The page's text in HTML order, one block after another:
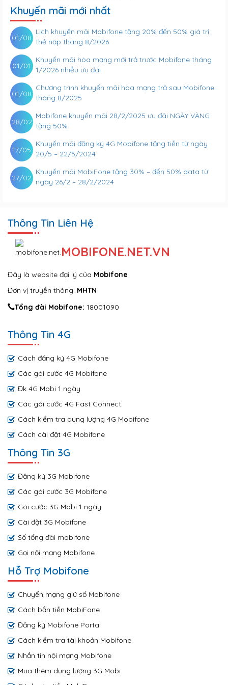
Khuyến mãi mới nhất
Lịch khuyến mãi Mobifone tặng 20% đến 50% giá trị
thẻ nạp tháng 8/2026
01/08
Khuyến mãi hòa mạng mới trả trước Mobifone tháng
1/2026 nhiều ưu đãi
01/01
Chương trình khuyến mãi hòa mạng trả sau Mobifone
tháng 8/2025
01/08
Mobifone khuyến mãi 28/2/2025 ưu đãi NGÀY VÀNG
tặng 50%
28/02
Khuyến mãi đăng ký 4G Mobifone tặng tiền từ ngày
20/5 – 22/5/2024
17/05
Khuyến mãi MobiFone tặng 30% – đến 50% data từ
ngày 26/2 – 28/2/2024
27/02
Thông Tin Liên Hệ
MOBIFONE.NET.VN
Đây là website đại lý của Mobifone
Đơn vị truyền thông: MHTN
Tổng đài Mobifone: 18001090
Thông Tin 4G
Cách đăng ký 4G Mobifone
Các gói cước 4G Mobifone
Đk 4G Mobi 1 ngày
Các gói cước 4G Fast Connect
Cách kiểm tra dung lượng 4G Mobifone
Cách cài đặt 4G Mobifone
Thông Tin 3G
Đăng ký 3G Mobifone
Các gói cước 3G Mobifone
Gói cước 3G Mobi 1 ngày
Cài đặt 3G Mobifone
Số tổng đài mobifone
Gọi nội mạng Mobifone
Hỗ Trợ Mobifone
Chuyển mạng giữ số Mobifone
Cách bắn tiền MobiFone
Đăng ký Mobifone Portal
Cách kiểm tra tài khoản Mobifone
Nhắn tin nội mạng Mobifone
Mua thêm dung lượng 3G Mobi